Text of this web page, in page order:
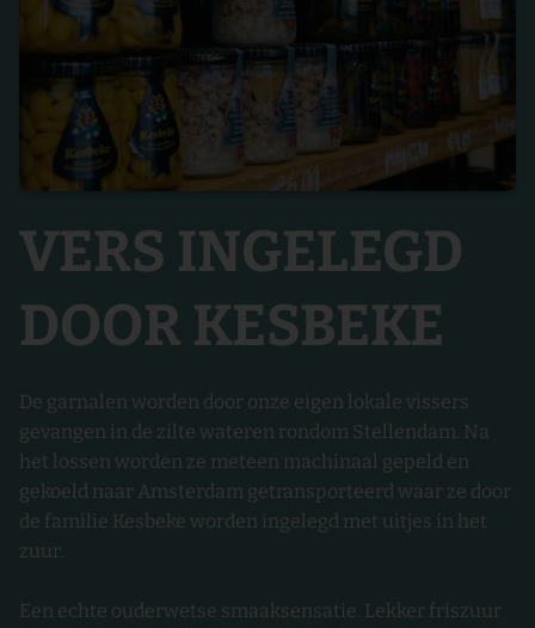
VERS INGELEGD
DOOR KESBEKE
De garnalen worden door onze eigen lokale vissers
gevangen in de zilte wateren rondom Stellendam. Na
het lossen worden ze meteen machinaal gepeld en
gekoeld naar Amsterdam getransporteerd waar ze door
de familie Kesbeke worden ingelegd met uitjes in het
zuur.
Een echte ouderwetse smaaksensatie. Lekker friszuur